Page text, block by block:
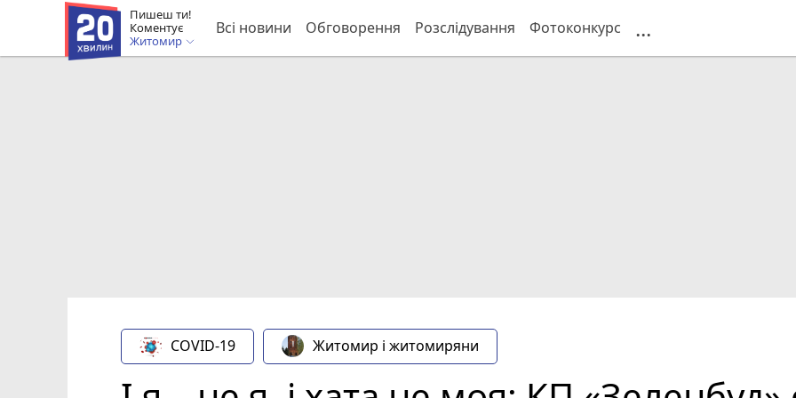
Пишеш ти!
Коментує
Житомир
Всі новини Обговорення Розслідування Фотоконкурс ...
COVID-19 Житомир і житомиряни